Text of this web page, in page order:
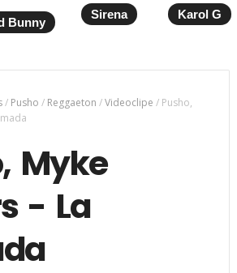
Bunny
Sirena Karol G
/ Pusho / Reggaeton /Videoclipe / Pusho,
Myke
- La